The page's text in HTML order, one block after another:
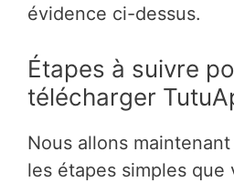
évidence ci-dessus.
Étapes à suivre
télécharger
Nous allons
les étapes simples que